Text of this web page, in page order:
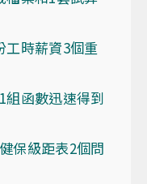
工時薪資3個重
組函數迅速得到
保級距表2個問